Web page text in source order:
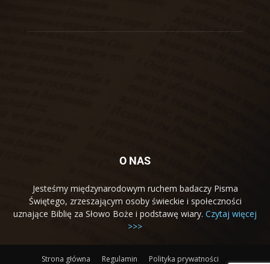
O NAS
Jesteśmy międzynarodowym ruchem badaczy Pisma
Świętego, zrzeszającym osoby świeckie i społeczności
uznające Biblię za Słowo Boże i podstawę wiary. Czytaj więcej
>>>
Strona główna Regulamin Polityka prywatności